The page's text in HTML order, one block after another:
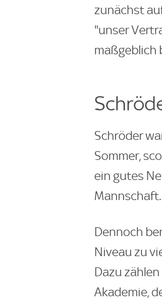
zunächst
"unser
maßgeblich
Schröder
Sommer,
ein gutes
Mannschaft.
Dennoch
Niveau zu
Dazu
Akademie,